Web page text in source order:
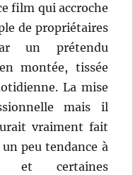
film qui accroche
de propriétaires
un prétendu
montée, tissée
La mise
mais il
vraiment fait
peu tendance à
et certaines